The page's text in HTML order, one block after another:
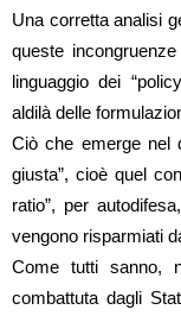
Una corretta analisi
queste
linguaggio dei
aldilà delle
Ciò che emerge nel
giusta”, cioè quel
ratio”, per
vengono risparmiati
Come tutti sanno,
combattuta dagli